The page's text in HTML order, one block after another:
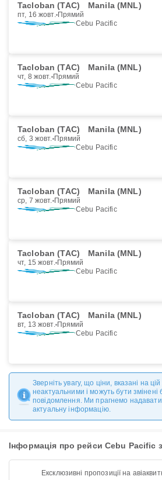
Tacloban (TAC) Manila (MNL)
пт, 16 жовт. Прямий
Cebu Pacific
Tacloban (TAC) Manila (MNL)
чт, 8 жовт. Прямий
Cebu Pacific
Tacloban (TAC) Manila (MNL)
сб, 3 жовт. Прямий
Cebu Pacific
Tacloban (TAC) Manila (MNL)
ср, 7 жовт. Прямий
Cebu Pacific
Tacloban (TAC) Manila (MNL)
чт, 15 жовт. Прямий
Cebu Pacific
Tacloban (TAC) Manila (MNL)
вт, 13 жовт. Прямий
Cebu Pacific
Зверніть увагу, що ціни, вказані на
неактуальними і можуть бути змінені
повідомлення. Ми прагнемо
актуальну інформацію.
Інформація про рейси Cebu Pacific
Ексклюзивні пропозиції на